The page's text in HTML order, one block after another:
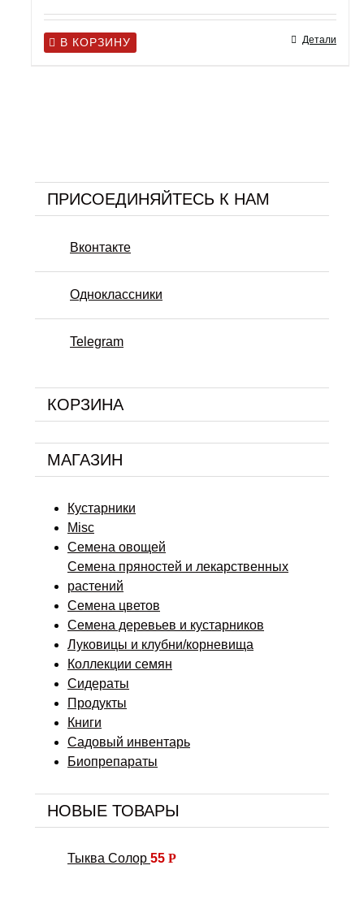
В КОРЗИНУ Детали
ПРИСОЕДИНЯЙТЕСЬ К НАМ
Вконтакте
Одноклассники
Telegram
КОРЗИНА
МАГАЗИН
Кустарники
Misc
Семена овощей
Семена пряностей и лекарственных
растений
Семена цветов
Семена деревьев и кустарников
Луковицы и клубни/корневища
Коллекции семян
Сидераты
Продукты
Книги
Садовый инвентарь
Биопрепараты
НОВЫЕ ТОВАРЫ
Тыква Солор 55 Р